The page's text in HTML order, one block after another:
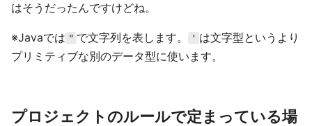
はそうだったんですけどね。
※Javaでは " で文字列を表します。 ' は文字型というより
プリミティブな別のデータ型に使います。
プロジェクトのルールで定まっている場